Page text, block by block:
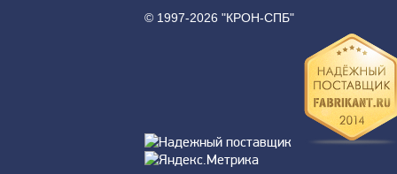
© 1997-2026 "КРОН-СПБ"